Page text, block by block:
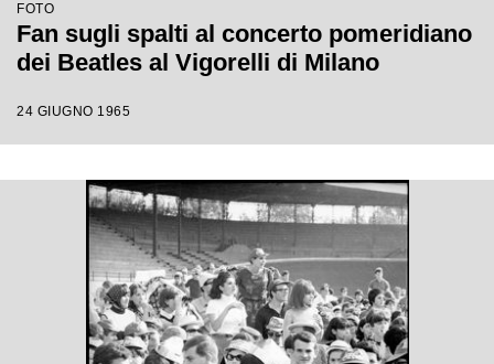
FOTO
Fan sugli spalti al concerto pomeridiano
dei Beatles al Vigorelli di Milano
24 GIUGNO 1965